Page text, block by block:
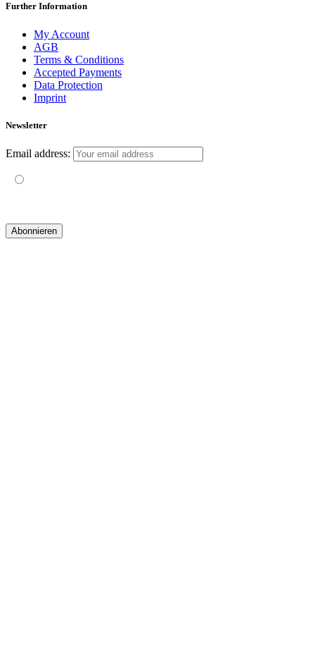
Further Information
My Account
AGB
Terms & Conditions
Accepted Payments
Data Protection
Imprint
Newsletter
Email address: